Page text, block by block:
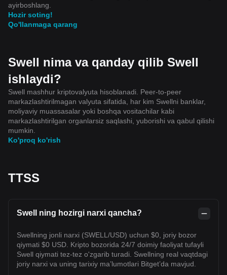
ayirboshlang.
Hozir soting!
Qo'llanmaga qarang
Swell nima va qanday qilib Swell
ishlaydi?
Swell mashhur kriptovalyuta hisoblanadi. Peer-to-peer
markazlashtirilmagan valyuta sifatida, har kim Swellni banklar,
moliyaviy muassasalar yoki boshqa vositachilar kabi
markazlashtirilgan organlarsiz saqlashi, yuborishi va qabul qilishi
mumkin.
Ko'proq ko'rish
TTSS
Swell ning hozirgi narxi qancha?
Swellning jonli narxi (SWELL/USD) uchun $0, joriy bozor
qiymati $0 USD. Kripto bozorida 24/7 doimiy faoliyat tufayli
Swell qiymati tez-tez o'zgarib turadi. Swellning real vaqtdagi
joriy narxi va uning tarixiy maʼlumotlari Bitget’da mavjud.